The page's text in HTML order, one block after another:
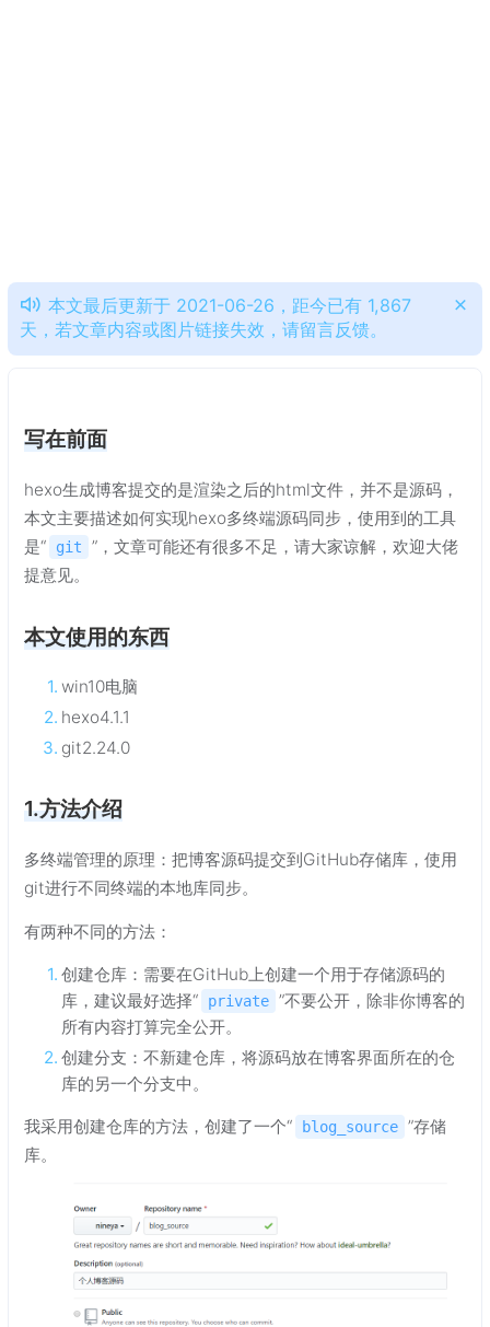
本文最后更新于 2021-06-26，距今已有 1,867
天，若文章内容或图片链接失效，请留言反馈。
写在前面
hexo生成博客提交的是渲染之后的html文件，并不是源码，
本文主要描述如何实现hexo多终端源码同步，使用到的工具
是“
git
”，文章可能还有很多不足，请大家谅解，欢迎大佬
提意见。
本文使用的东西
win10电脑
hexo4.1.1
git2.24.0
1.方法介绍
多终端管理的原理：把博客源码提交到GitHub存储库，使用
git进行不同终端的本地库同步。
有两种不同的方法：
创建仓库：需要在GitHub上创建一个用于存储源码的
库，建议最好选择“
private ”不要公开，除非你博客的
所有内容打算完全公开。
创建分支：不新建仓库，将源码放在博客界面所在的仓
库的另一个分支中。
我采用创建仓库的方法，创建了一个“ blog_source ”存储
库。